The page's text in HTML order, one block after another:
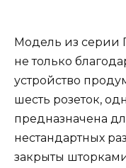
Модель из серии
не только
устройство
шесть розеток,
предназначена
нестандартных
закрыты